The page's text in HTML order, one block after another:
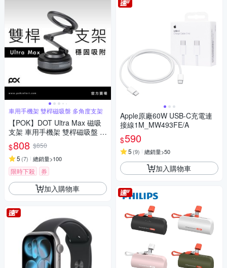
車用手機架 雙桿磁吸盤 多角度支架
【POK】DOT Ultra Max 磁吸
支架 車用手機架 雙桿磁吸盤 多
角度支架
$808 $850
5 (7) 總銷量>100
限時下殺 券
加入購物車
Apple原廠60W USB-C充電連
接線1M_MW493FE/A
$590
5 (9) 總銷量>50
加入購物車